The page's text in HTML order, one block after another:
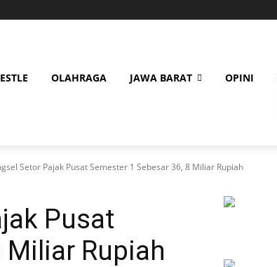
OLAHRAGA JAWA BARAT OPINI
Setor Pajak Pusat Semester 1 Sebesar 36, 8 Miliar Rupiah
Pusat
Miliar Rupiah